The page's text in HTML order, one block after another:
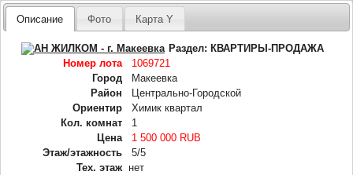
Описание Фото Карта Y
Раздел:КВАРТИРЫ-ПРОДАЖА
Номер лота
1069721
Город
Макеевка
Район
Центрально-Городской
Ориентир
Химик квартал
Кол. комнат
1
Цена
1 500 000 RUB
Этаж/этажность
5/5
Тех. этаж нет